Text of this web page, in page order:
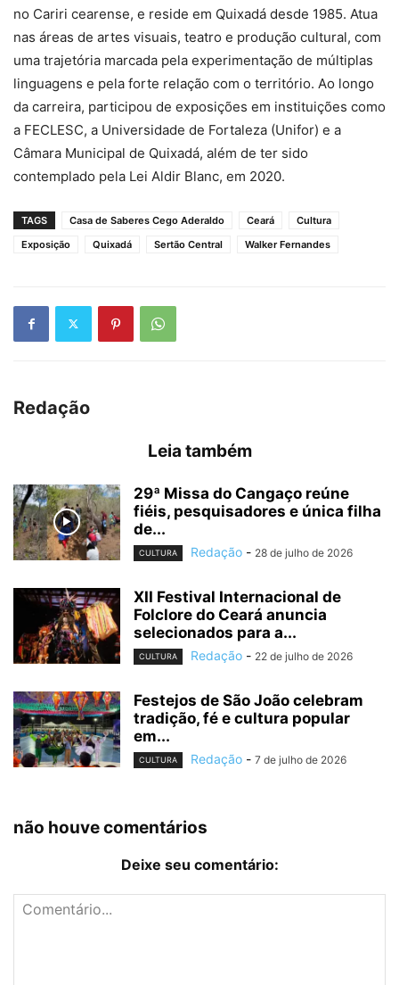
no Cariri cearense, e reside em Quixadá desde 1985. Atua
nas áreas de artes visuais, teatro e produção cultural, com
uma trajetória marcada pela experimentação de múltiplas
linguagens e pela forte relação com o território. Ao longo
da carreira, participou de exposições em instituições como
a FECLESC, a Universidade de Fortaleza (Unifor) e a
Câmara Municipal de Quixadá, além de ter sido
contemplado pela Lei Aldir Blanc, em 2020.
TAGS Casa de Saberes Cego Aderaldo Ceará
Cultura
Exposição
Quixadá Sertão Central Walker Fernandes
Redação
Leia também
29ª Missa do Cangaço reúne
fiéis, pesquisadores e única filha
de...
CULTURA Redação - 28 de julho de 2026
XII Festival Internacional de
Folclore do Ceará anuncia
selecionados para a...
CULTURA Redação - 22 de julho de 2026
Festejos de São João celebram
tradição, fé e cultura popular
em...
CULTURA Redação - 7 de julho de 2026
não houve comentários
Deixe seu comentário: